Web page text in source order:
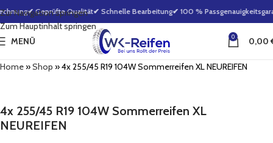
Zur Navigation springen
Zum Hauptinhalt springen
✔ Geprüfte Qualität✔ Schnelle Bearbeitung✔ 100 %
MENÜ 0 0,00
Home»Shop »4x 255/45 R19 104W Sommerreifen XL NEUREIFEN
4x 255/45 R19 104W Sommerreifen XL
NEUREIFEN